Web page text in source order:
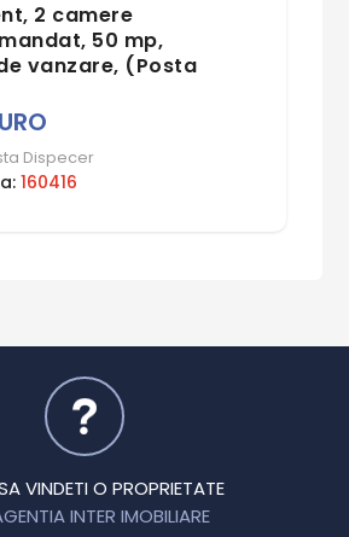
2 camere
50 mp,
vanzare, (Posta
Dispecer
160416
VINDETI O PROPRIETATE
INTER IMOBILIARE